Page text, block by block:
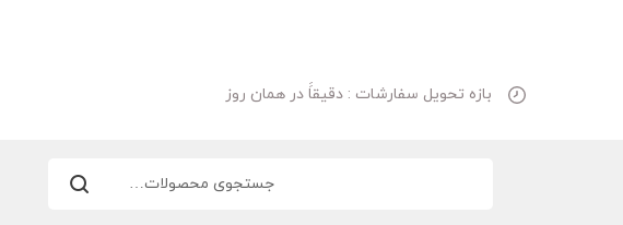
بازه تحویل سفارشات : دقیقاََ در همان روز